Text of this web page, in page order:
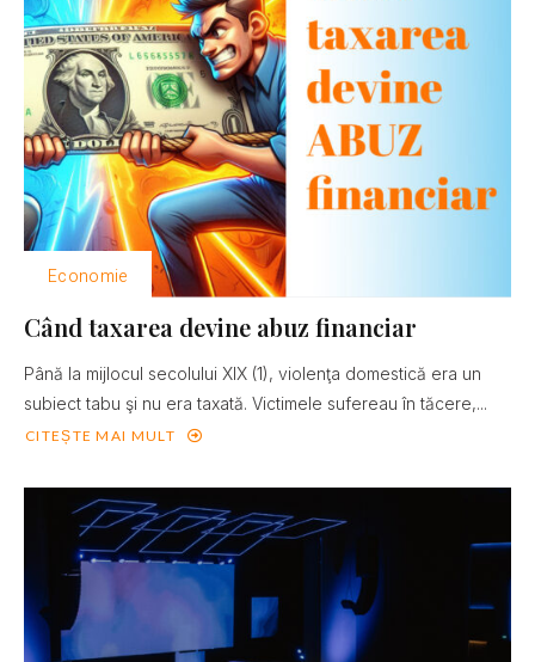
Economie
Când taxarea devine abuz financiar
Până la mijlocul secolului XIX (1), violenţa domestică era un
subiect tabu şi nu era taxată. Victimele sufereau în tăcere,...
CITEȘTE MAI MULT